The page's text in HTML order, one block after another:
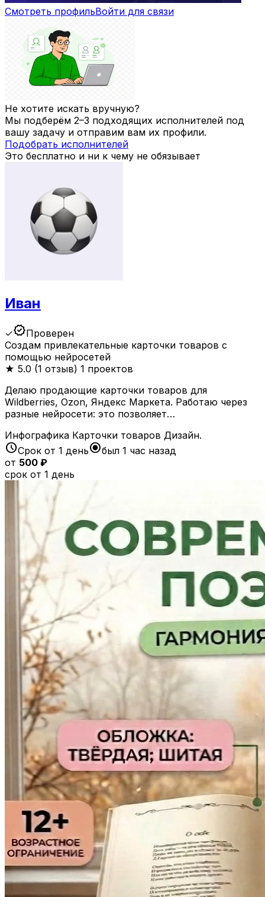
Смотреть профильВойти для связи
Не хотите искать вручную?
Мы подберём 2–3 подходящих исполнителей под
вашу задачу и отправим вам их профили.
Подобрать исполнителей
Это бесплатно и ни к чему не обязывает
Иван
✓verifiedПроверен
Создам привлекательные карточки товаров с
помощью нейросетей
★ 5.0 (1 отзыв) 1 проектов
Делаю продающие карточки товаров для
Wildberries, Ozon, Яндекс Маркета. Работаю через
разные нейросети: это позволяет…
Инфографика Карточки товаров Дизайн.
scheduleСрок от 1 деньradio_button_checkedбыл 1 час назад
от 500 ₽
срок от 1 день